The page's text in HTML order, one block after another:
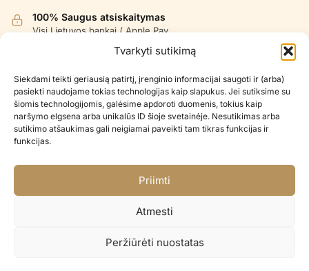
Tvarkyti sutikimą
Siekdami teikti geriausią patirtį, įrenginio informacijai saugoti ir (arba)
pasiekti naudojame tokias technologijas kaip slapukus. Jei sutiksime su
šiomis technologijomis, galėsime apdoroti duomenis, tokius kaip
naršymo elgsena arba unikalūs ID šioje svetainėje. Nesutikimas arba
sutikimo atšaukimas gali neigiamai paveikti tam tikras funkcijas ir
funkcijas.
Priimti
Atmesti
Peržiūrėti nuostatas
100% Saugus atsiskaitymas
Visi Lietuvos bankai / Apple Pay
KONTAKTAI
+370 688 35965
info@balionaisumeile.lt